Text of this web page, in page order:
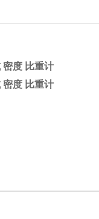
密度 比重计
密度 比重计